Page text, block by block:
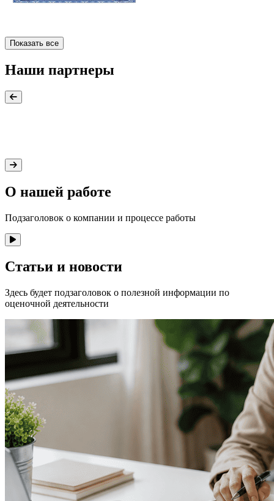
Показать все
Наши партнеры
О нашей работе
Подзаголовок о компании и процессе работы
Статьи и новости
Здесь будет подзаголовок о полезной информации по
оценочной деятельности